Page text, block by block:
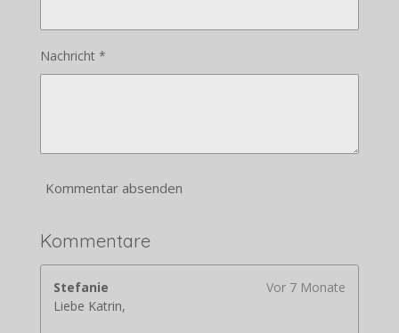
Nachricht *
Kommentar absenden
Kommentare
Stefanie
Vor 7 Monate
Liebe Katrin,